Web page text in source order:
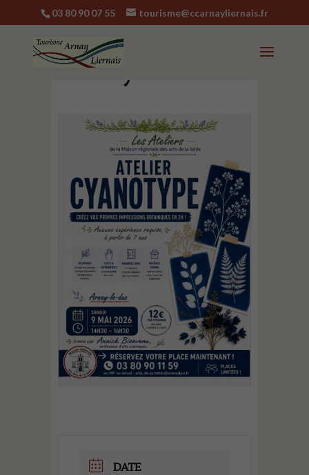
03 80 90 07 55 tourisme@ccarnayliernais.fr
Atelier Cyanotype
à Arnay-le-Duc
DATE